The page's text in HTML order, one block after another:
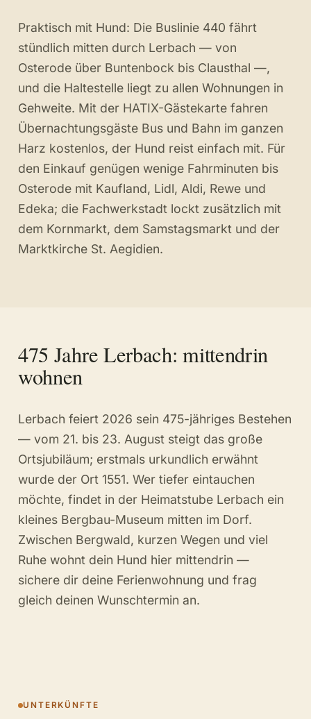
Praktisch mit Hund: Die Buslinie 440 fährt
stündlich mitten durch Lerbach — von
Osterode über Buntenbock bis Clausthal —,
und die Haltestelle liegt zu allen Wohnungen in
Gehweite. Mit der HATIX-Gästekarte fahren
Übernachtungsgäste Bus und Bahn im ganzen
Harz kostenlos, der Hund reist einfach mit. Für
den Einkauf genügen wenige Fahrminuten bis
Osterode mit Kaufland, Lidl, Aldi, Rewe und
Edeka; die Fachwerkstadt lockt zusätzlich mit
dem Kornmarkt, dem Samstagsmarkt und der
Marktkirche St. Aegidien.
475 Jahre Lerbach: mittendrin
wohnen
Lerbach feiert 2026 sein 475-jähriges Bestehen
— vom 21. bis 23. August steigt das große
Ortsjubiläum; erstmals urkundlich erwähnt
wurde der Ort 1551. Wer tiefer eintauchen
möchte, findet in der Heimatstube Lerbach ein
kleines Bergbau-Museum mitten im Dorf.
Zwischen Bergwald, kurzen Wegen und viel
Ruhe wohnt dein Hund hier mittendrin —
sichere dir deine Ferienwohnung und frag
gleich deinen Wunschtermin an.
UNTERKÜNFTE